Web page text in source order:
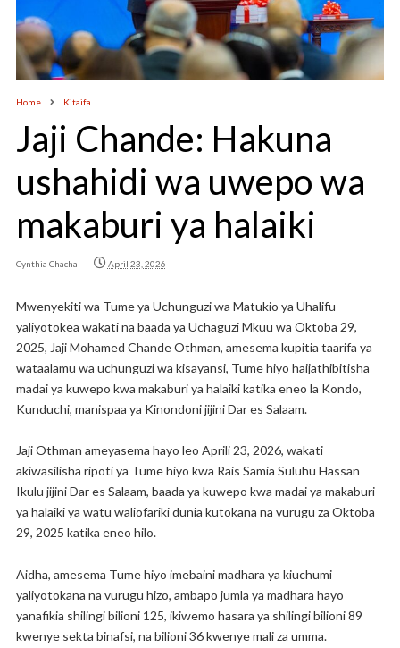
Home Kitaifa
Jaji Chande: Hakuna
ushahidi wa uwepo wa
makaburi ya halaiki
Cynthia Chacha April 23, 2026
Mwenyekiti wa Tume ya Uchunguzi wa Matukio ya Uhalifu
yaliyotokea wakati na baada ya Uchaguzi Mkuu wa Oktoba 29,
2025, Jaji Mohamed Chande Othman, amesema kupitia taarifa ya
wataalamu wa uchunguzi wa kisayansi, Tume hiyo haijathibitisha
madai ya kuwepo kwa makaburi ya halaiki katika eneo la Kondo,
Kunduchi, manispaa ya Kinondoni jijini Dar es Salaam.
Jaji Othman ameyasema hayo leo Aprili 23, 2026, wakati
akiwasilisha ripoti ya Tume hiyo kwa Rais Samia Suluhu Hassan
Ikulu jijini Dar es Salaam, baada ya kuwepo kwa madai ya makaburi
ya halaiki ya watu waliofariki dunia kutokana na vurugu za Oktoba
29, 2025 katika eneo hilo.
Aidha, amesema Tume hiyo imebaini madhara ya kiuchumi
yaliyotokana na vurugu hizo, ambapo jumla ya madhara hayo
yanafikia shilingi bilioni 125, ikiwemo hasara ya shilingi bilioni 89
kwenye sekta binafsi, na bilioni 36 kwenye mali za umma.